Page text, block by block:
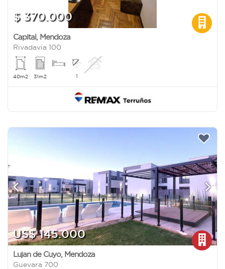
$ 370.000
Capital, Mendoza
Rivadavia 100
40m2 31m2 1
US$ 145.000
Lujan de Cuyo, Mendoza
Guevara 700